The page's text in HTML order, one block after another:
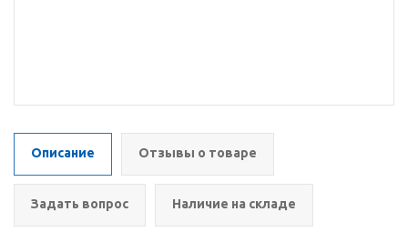
Описание Отзывы о товаре
Задать вопрос Наличие на складе